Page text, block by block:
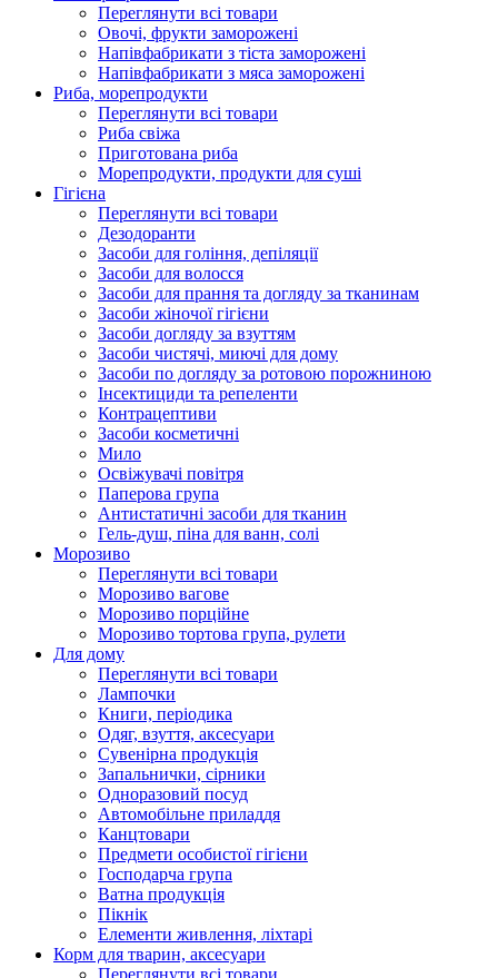
Переглянути всі товари
Овочі, фрукти заморожені
Напівфабрикати з тіста заморожені
Напівфабрикати з мяса заморожені
Риба, морепродукти
Переглянути всі товари
Риба свіжа
Приготована риба
Морепродукти, продукти для суші
Гігієна
Переглянути всі товари
Дезодоранти
Засоби для гоління, депіляції
Засоби для волосся
Засоби для прання та догляду за тканинам
Засоби жіночої гігієни
Засоби догляду за взуттям
Засоби чистячі, миючі для дому
Засоби по догляду за ротовою порожниною
Інсектициди та репеленти
Контрацептиви
Засоби косметичні
Мило
Освіжувачі повітря
Паперова група
Антистатичні засоби для тканин
Гель-душ, піна для ванн, солі
Морозиво
Переглянути всі товари
Морозиво вагове
Морозиво порційне
Морозиво тортова група, рулети
Для дому
Переглянути всі товари
Лампочки
Книги, періодика
Одяг, взуття, аксесуари
Сувенірна продукція
Запальнички, сірники
Одноразовий посуд
Автомобільне приладдя
Канцтовари
Предмети особистої гігієни
Господарча група
Ватна продукція
Пікнік
Елементи живлення, ліхтарі
Корм для тварин, аксесуари
Переглянути всі товари